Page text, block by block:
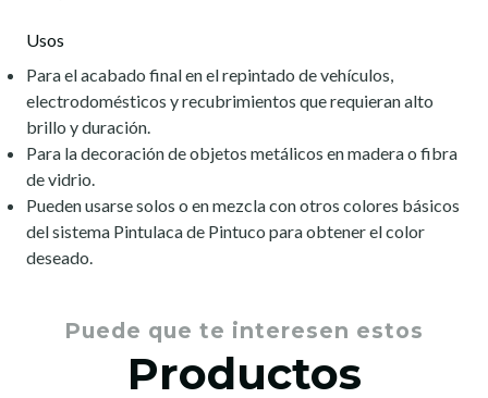
Usos
Para el acabado final en el repintado de vehículos,
electrodomésticos y recubrimientos que requieran alto
brillo y duración.
Para la decoración de objetos metálicos en madera o fibra
de vidrio.
Pueden usarse solos o en mezcla con otros colores básicos
del sistema Pintulaca de Pintuco para obtener el color
deseado.
Puede que te interesen estos
Productos